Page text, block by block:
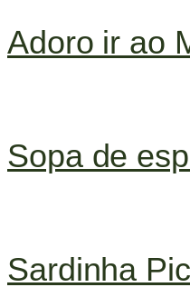
Adoro ir ao
Sopa de
Sardinha